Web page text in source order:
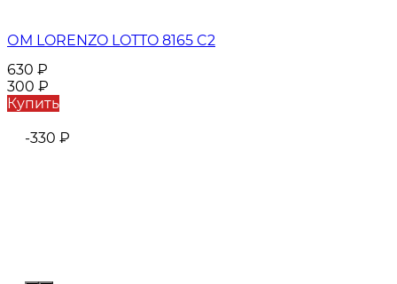
ОМ LORENZO LOTTO 8165 C2
630 ₽
300 ₽
Купить
-330 ₽